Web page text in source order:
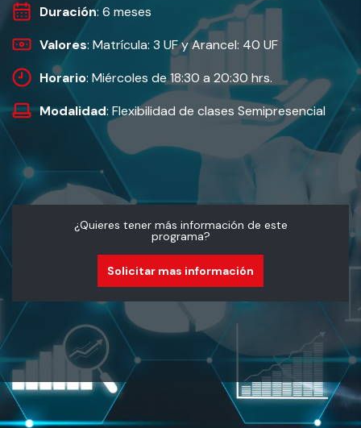
Duración: 6 meses
Valores: Matrícula: 3 UF y Arancel: 40 UF
Horario: Miércoles de 18:30 a 20:30 hrs.
Modalidad: Flexibilidad de clases Semipresencial
¿Quieres tener más información de este
programa?
Solicitar mas información